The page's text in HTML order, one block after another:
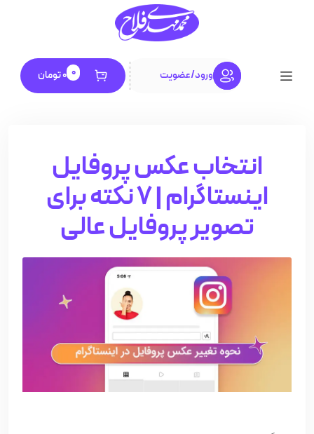
ورود/عضویت 0
0تومان
انتخاب عکس پروفایل
اینستاگرام | 7 نکته برای
تصویر پروفایل عالی